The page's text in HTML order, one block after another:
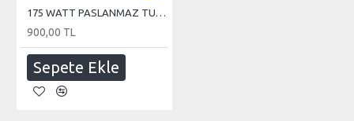
900,00 TL
Sepete Ekle